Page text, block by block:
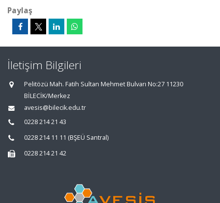
Paylaş
İletişim Bilgileri
Pelitözü Mah. Fatih Sultan Mehmet Bulvarı No:27 11230
BİLECİK/Merkez
avesis@bilecik.edu.tr
0228 214 21 43
0228 214 11 11 (BŞEÜ Santral)
0228 214 21 42